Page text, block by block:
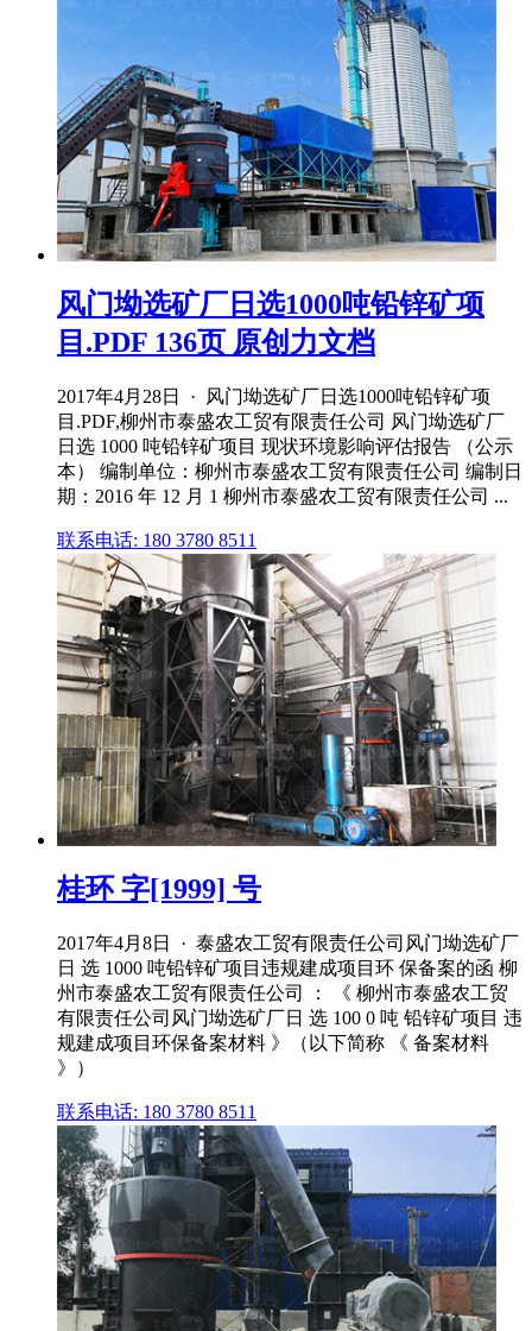
风门坳选矿厂日选1000吨铅锌矿项
目.PDF 136页 原创力文档
2017年4月28日 · 风门坳选矿厂日选1000吨铅锌矿项
目.PDF,柳州市泰盛农工贸有限责任公司 风门坳选矿厂
日选 1000 吨铅锌矿项目 现状环境影响评估报告 （公示
本） 编制单位：柳州市泰盛农工贸有限责任公司 编制日
期：2016 年 12 月 1 柳州市泰盛农工贸有限责任公司 ...
联系电话: 180 3780 8511
桂环 字[1999] 号
2017年4月8日 · 泰盛农工贸有限责任公司风门坳选矿厂
日 选 1000 吨铅锌矿项目违规建成项目环 保备案的函 柳
州市泰盛农工贸有限责任公司 ： 《 柳州市泰盛农工贸
有限责任公司风门坳选矿厂日 选 100 0 吨 铅锌矿项目 违
规建成项目环保备案材料 》（以下简称 《 备案材料
》）
联系电话: 180 3780 8511